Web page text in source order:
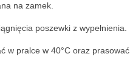
na zamek.
poszewki z wypełnienia.
w pralce w 40°C oraz prasować.